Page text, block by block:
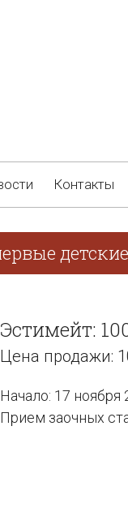
Контакты
Эстимейт:
Цена продажи:
Начало: 17 ноября
Прием заочных